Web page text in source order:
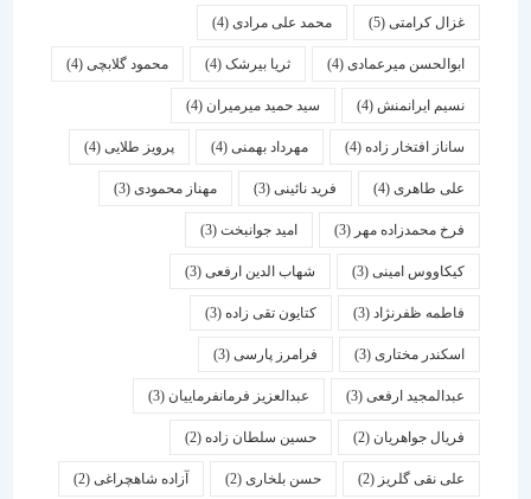
غزال کرامتی(5) محمد علی مرادی(4)
ابوالحسن میرعمادی(4) ثریا بیرشک(4) محمود گلابچی(4)
نسیم ایرانمنش(4) سید حمید میرمیران(4)
ساناز افتخار زاده(4) مهرداد بهمنی (4) پرویز طلایی(4)
علی طاهری(4) فرید نائینی(3) مهناز محمودی(3)
فرخ محمدزاده مهر(3) امید جوانبخت(3)
کیکاووس امینی(3) شهاب الدین ارفعی(3)
فاطمه ظفرنژاد(3) کتایون تقی زاده(3)
اسكندر مختاری (3) فرامرز پارسی(3)
عبدالمجید ارفعی(3) عبدالعزیز فرمانفرماییان(3)
فریال جواهریان(2) حسین سلطان زاده(2)
علی نقی گلریز(2) حسن بلخاری(2) آزاده شاهچراغی(2)